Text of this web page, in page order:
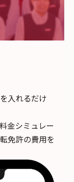
入れるだけ
金シミュレー
免許の費用を